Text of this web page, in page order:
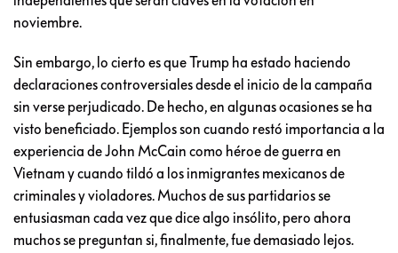
noviembre.
Sin embargo, lo cierto es que Trump ha estado haciendo
declaraciones controversiales desde el inicio de la campaña
sin verse perjudicado. De hecho, en algunas ocasiones se ha
visto beneficiado. Ejemplos son cuando restó importancia a la
experiencia de John McCain como héroe de guerra en
Vietnam y cuando tildó a los inmigrantes mexicanos de
criminales y violadores. Muchos de sus partidarios se
entusiasman cada vez que dice algo insólito, pero ahora
muchos se preguntan si, finalmente, fue demasiado lejos.